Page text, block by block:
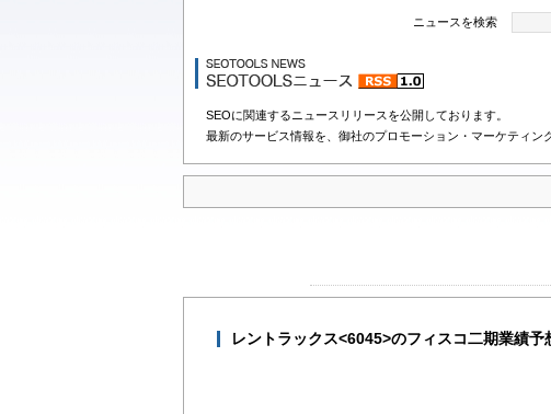
ニュースを検索
SEOに関連するニュースリリースを公開しております。
最新のサービス情報を、御社のプロモーション・マーケティン
レントラックス<6045>のフィスコ二期業績予